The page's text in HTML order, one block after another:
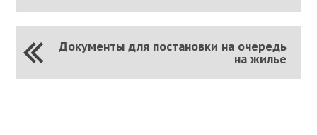
Документы для постановки на очередь
на жилье